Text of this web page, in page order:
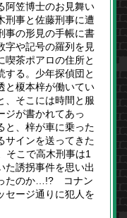
阿笠博士のお見舞い
刑事と佐藤刑事に遭
事の形見の手帳に書
字や記号の羅列を見
喫茶ポアロの住所と
する。少年探偵団と
と榎本梓が働いてい
、そこには時間と服
ジが書かれてあっ
と、梓が車に乗った
サインを送ってきた
そこで高木刑事は1
た誘拐事件を思い出
たのか…!? コナン
セージ通りに犯人を